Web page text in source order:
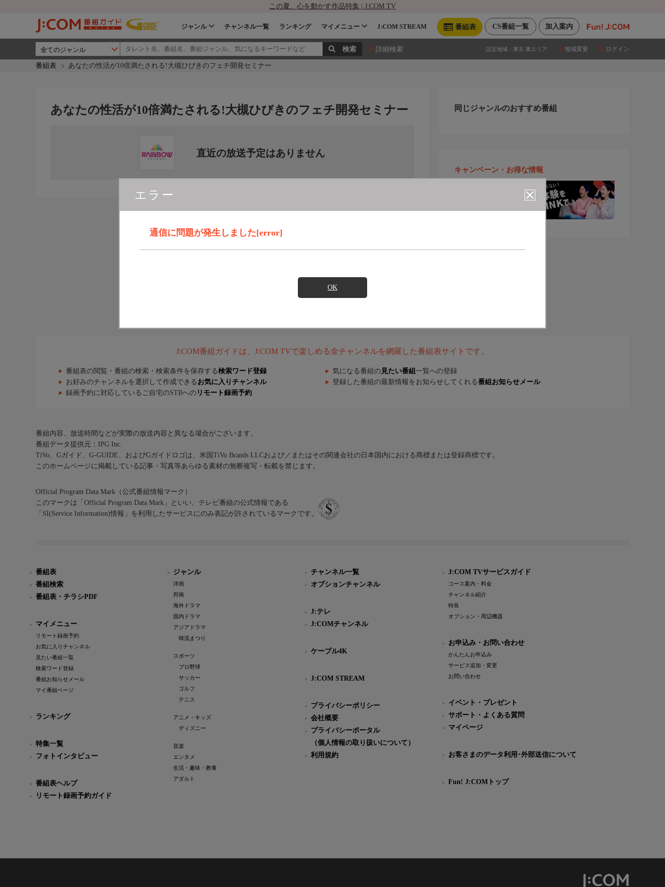
この夏、心を動かす作品特集 | J:COM TV
加入案内
CS番組一覧
番組表
ジャンル チャンネル一覧 ランキング マイメニュー J:COM STREAM
詳細検索 設定地域： 東京 東エリア 地域変更 ログイン
番組表 あなたの性活が10倍満たされる!大槻ひびきのフェチ開発セミナー
エラー
通信に問題が発生しました[error]
OK
あなたの性活が10倍満たされる!大槻ひびきのフェチ開発セミナー
直近の放送予定はありません
同じジャンルのおすすめ番組
キャンペーン・お得な情報
J:COM番組ガイドは、J:COM TVで楽しめる全チャンネルを網羅した番組表サイトです。
番組表の閲覧・番組の検索・検索条件を保存する検索ワード登録 気になる番組の 見たい番組 一覧への登録
お好みのチャンネルを選択して作成できる お気に入りチャンネル 登録した番組の最新情報をお知らせしてくれる番組お知らせメール
録画予約に対応しているご自宅のSTBへの リモート録画予約
番組内容、放送時間などが実際の放送内容と異なる場合がございます。
番組データ提供元：IPG Inc.
TiVo、Gガイド、G-GUIDE、およびGガイドロゴは、米国TiVo Brands LLCおよび／またはその関連会社の日本国内における商標または登録商標です。
このホームページに掲載している記事・写真等あらゆる素材の無断複写・転載を禁じます。
Official Program Data Mark（公式番組情報マーク）
このマークは「Official Program Data Mark」といい、テレビ番組の公式情報である
「SI(Service Information)情報」を利用したサービスにのみ表記が許されているマークです。
番組表
番組検索
番組表・チラシPDF
マイメニュー
リモート録画予約
お気に入りチャンネル
見たい番組一覧
検索ワード登録
番組お知らせメール
マイ番組ページ
ランキング
特集一覧
フォトインタビュー
番組表ヘルプ
リモート録画予約ガイド
ジャンル
洋画
邦画
海外ドラマ
国内ドラマ
アジアドラマ
韓流まつり
スポーツ
プロ野球
サッカー
ゴルフ
テニス
アニメ・キッズ
ディズニー
音楽
エンタメ
生活・趣味・教養
アダルト
チャンネル一覧
オプションチャンネル
J:テレ
J:COMチャンネル
ケーブル4K
J:COM STREAM
プライバシーポリシー
会社概要
プライバシーポータル
（個人情報の取り扱いについて）
利用規約
J:COM TVサービスガイド
コース案内・料金
チャンネル紹介
特長
オプション・周辺機器
お申込み・お問い合わせ
かんたんお申込み
サービス追加・変更
お問い合わせ
イベント・プレゼント
サポート・よくある質問
マイページ
お客さまのデータ利用･外部送信について
Fun! J:COMトップ